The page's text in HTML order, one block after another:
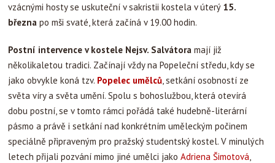
vzácnými hosty se uskuteční v sakristii kostela v úterý 15.
března po mši svaté, která začíná v 19.00 hodin.
Postní intervence v kostele Nejsv. Salvátora mají již
několikaletou tradici. Začínají vždy na Popeleční středu, kdy se
jako obvykle koná tzv. Popelec umělců , setkání osobností ze
světa víry a světa umění. Spolu s bohoslužbou, která otevírá
dobu postní, se v tomto rámci pořádá také hudebně-literární
pásmo a právě i setkání nad konkrétním uměleckým počinem
speciálně připraveným pro pražský studentský kostel. V minulých
letech přijali pozvání mimo jiné umělci jako Adriena Šimotová